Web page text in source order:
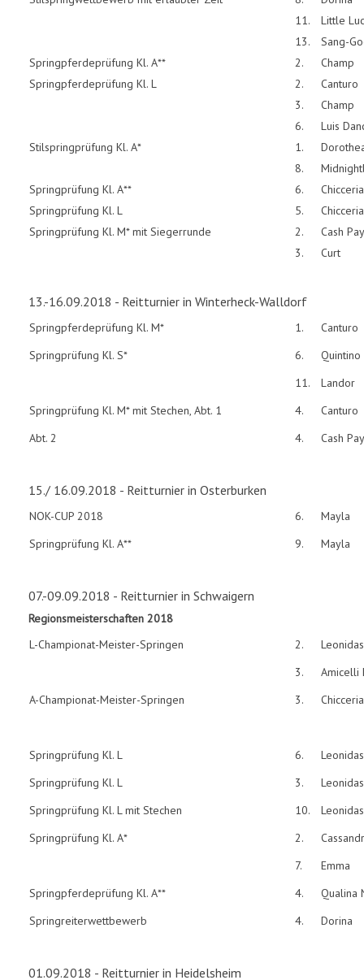
11.
Little
13.
Sang-
Springpferdeprüfung Kl. A**
2.
Champ
Springpferdeprüfung Kl. L
2.
Canturo
3.
Champ
6.
Luis
Stilspringprüfung Kl. A*
1.
8.
Springprüfung Kl. A**
6.
Chicceria
Springprüfung Kl. L
5.
Chicceria
Springprüfung Kl. M* mit Siegerrunde
2.
Cash
3.
Curt
13.-16.09.2018 - Reitturnier in Winterheck-Walldorf
Springpferdeprüfung Kl. M* 1.
Canturo
Springprüfung Kl. S*
6.
Quintino
11.
Landor
Springprüfung Kl. M* mit Stechen, Abt. 1
4.
Canturo
Abt. 2
4. Cash
15./ 16.09.2018 - Reitturnier in Osterburken
NOK-CUP 2018 6.
Mayla
Springprüfung Kl. A**
9. Mayla
07.-09.09.2018 - Reitturnier in Schwaigern
Regionsmeisterschaften 2018
L-Championat-Meister-Springen
2.
Leonidas
3.
Amicelli
A-Championat-Meister-Springen
3. Chicceria
Springprüfung Kl. L 6.
Leonidas
Springprüfung Kl. L
3.
Leonidas
Springprüfung Kl. L mit Stechen
10.
Leonidas
Springprüfung Kl. A*
2.
7.
Emma
Springpferdeprüfung Kl. A**
4.
Qualina
Springreiterwettbewerb
4. Dorina
01.09.2018 - Reitturnier in Heidelsheim